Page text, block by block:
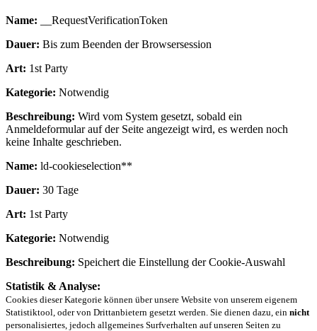
Name: __RequestVerificationToken
Dauer: Bis zum Beenden der Browsersession
Art: 1st Party
Kategorie: Notwendig
Beschreibung: Wird vom System gesetzt, sobald ein
Anmeldeformular auf der Seite angezeigt wird, es werden noch
keine Inhalte geschrieben.
Name: ld-cookieselection**
Dauer: 30 Tage
Art: 1st Party
Kategorie: Notwendig
Beschreibung: Speichert die Einstellung der Cookie-Auswahl
Statistik & Analyse:
Cookies dieser Kategorie können über unsere Website von unserem eigenem
Statistiktool, oder von Drittanbietern gesetzt werden. Sie dienen dazu, ein nicht
personalisiertes, jedoch allgemeines Surfverhalten auf unseren Seiten zu